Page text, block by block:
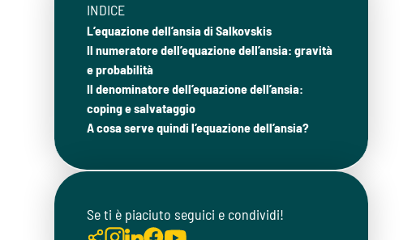
INDICE
L’equazione dell’ansia di Salkovskis
Il numeratore dell’equazione dell’ansia: gravità
e probabilità
Il denominatore dell’equazione dell’ansia:
coping e salvataggio
A cosa serve quindi l’equazione dell’ansia?
Se ti è piaciuto seguici e condividi!